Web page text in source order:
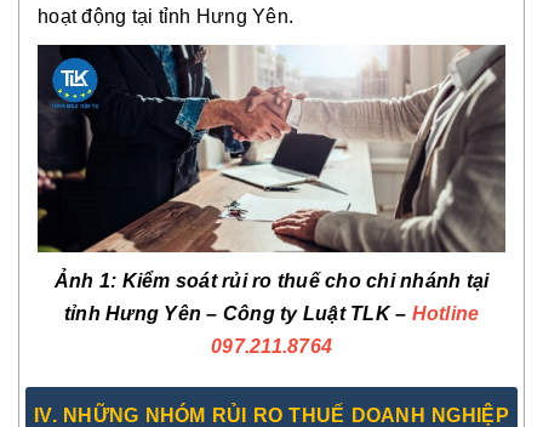
hoạt động tại tỉnh Hưng Yên.
Ảnh 1: Kiểm soát rủi ro thuế cho chi nhánh tại
tỉnh Hưng Yên– Công ty Luật TLK – Hotline
097.211.8764
IV. NHỮNG NHÓM RỦI RO THUẾ DOANH NGHIỆP